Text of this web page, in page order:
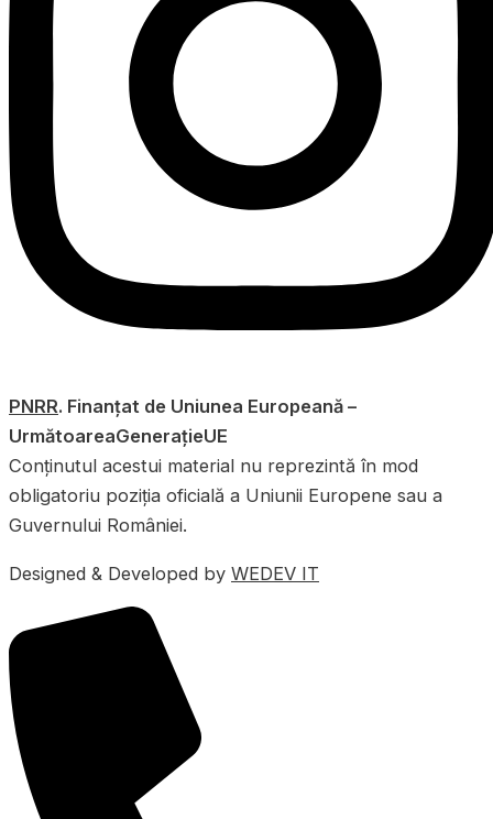
PNRR. Finanțat de Uniunea Europeană –
UrmătoareaGenerațieUE
Conținutul acestui material nu reprezintă în mod
obligatoriu poziția oficială a Uniunii Europene sau a
Guvernului României.
Designed & Developed by WEDEV IT